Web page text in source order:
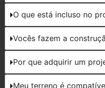
O que está incluso no
Vocês fazem a
Por que adquirir um
Meu terreno é